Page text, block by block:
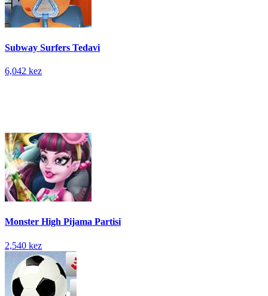
Subway Surfers Tedavi
6,042 kez
Monster High Pijama Partisi
2,540 kez